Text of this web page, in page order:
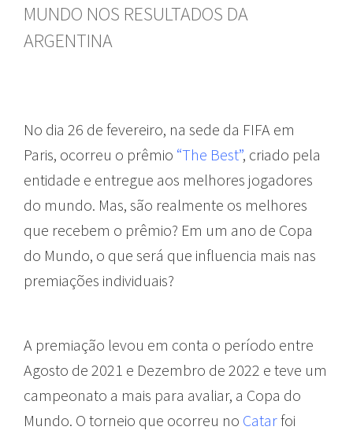
MUNDO NOS RESULTADOS DA
ARGENTINA
No dia 26 de fevereiro, na sede da FIFA em
Paris, ocorreu o prêmio “The Best”, criado pela
entidade e entregue aos melhores jogadores
do mundo. Mas, são realmente os melhores
que recebem o prêmio? Em um ano de Copa
do Mundo, o que será que influencia mais nas
premiações individuais?
A premiação levou em conta o período entre
Agosto de 2021 e Dezembro de 2022 e teve um
campeonato a mais para avaliar, a Copa do
Mundo. O torneio que ocorreu no Catarfoi